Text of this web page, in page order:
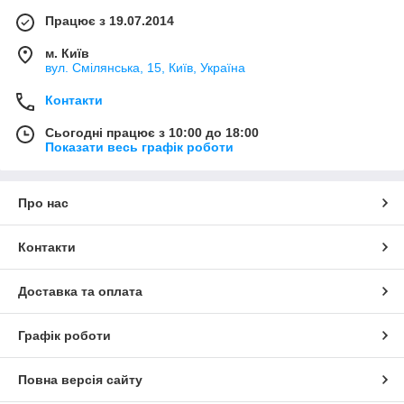
Працює з 19.07.2014
м. Київ
вул. Смілянська, 15, Київ, Україна
Контакти
Сьогодні працює з 10:00 до 18:00
Показати весь графік роботи
Про нас
Контакти
Доставка та оплата
Графік роботи
Повна версія сайту